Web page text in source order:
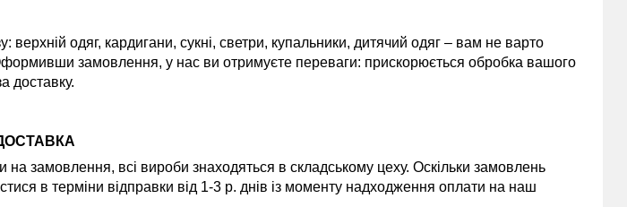
верхній одяг, кардигани, сукні, светри, купальники, дитячий одяг – вам не варто
замовлення, у нас ви отримуєте переваги: прискорюється обробка вашого
доставку.
на замовлення, всі вироби знаходяться в складському цеху. Оскільки замовлень
в терміни відправки від 1-3 р. днів із моменту надходження оплати на наш